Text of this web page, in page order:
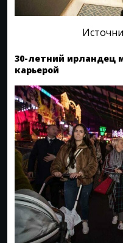
30-летний ирландец
карьерой